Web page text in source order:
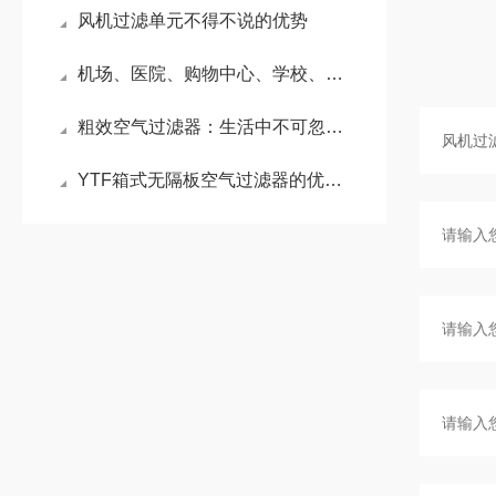
风机过滤单元不得不说的优势
机场、医院、购物中心、学校、写字楼、民用建筑送风系统空气净化方案的特点
粗效空气过滤器：生活中不可忽视的“呼吸卫士”
YTF箱式无隔板空气过滤器的优势表现在哪几个方面？